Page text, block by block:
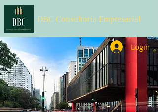
DBC Consultoria Empresarial
Login